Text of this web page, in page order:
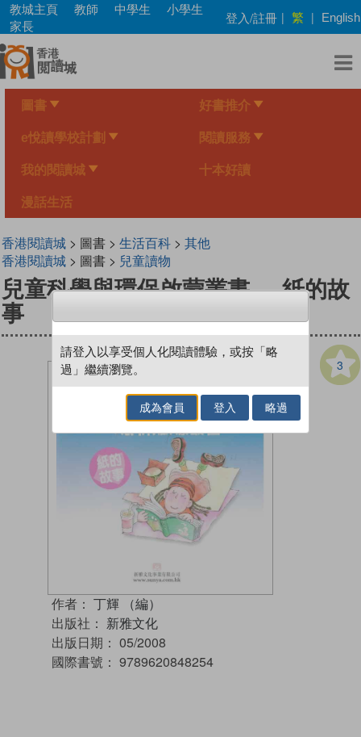
Skip
main
content
教城主頁 教師 中學生
小學生
家長
登入/註冊 | 繁 | English
圖書 好書推介
e悅讀學校計劃 閱讀服務
我的閱讀城 十本好讀
漫話生活
香港閱讀城> 圖書 > 生活百科> 其他
香港閱讀城> 圖書 > 兒童讀物
兒童科學與環保啟蒙叢書──紙的故
事
3
作者： 丁輝 （編）
出版社： 新雅文化
出版日期： 05/2008
國際書號： 9789620848254
請登入以享受個人化閱讀體驗，或按「略
過」繼續瀏覽。
成為會員 登入 略過